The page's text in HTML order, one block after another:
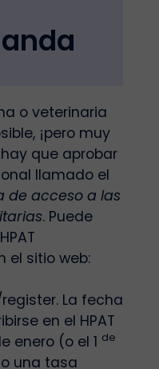
o veterinaria
¡pero muy
que aprobar
llamado el
de acceso a las
. Puede
el sitio web:
La fecha
en el HPAT
enero (o el 1 de
una tasa